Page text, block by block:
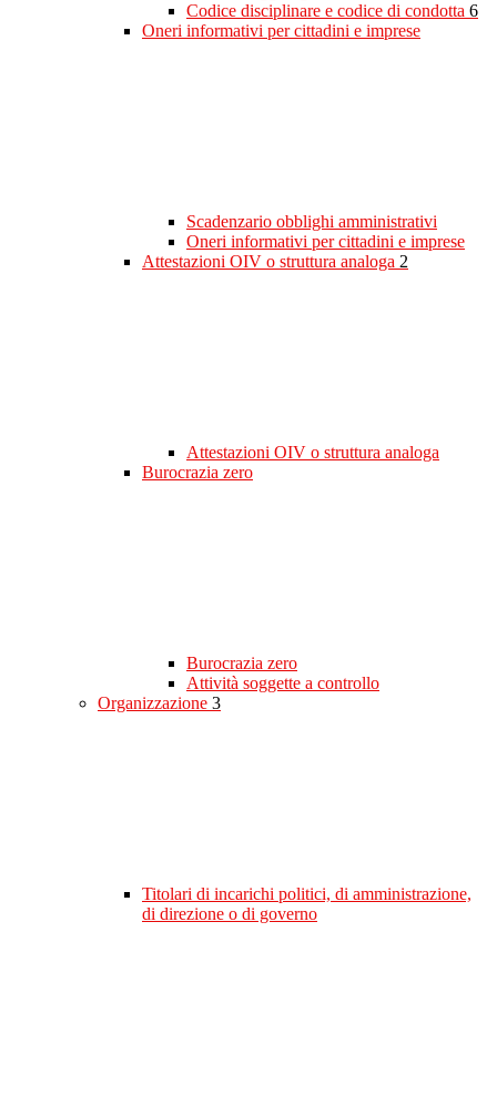
Codice disciplinare e codice di condotta 6
Oneri informativi per cittadini e imprese
Scadenzario obblighi amministrativi
Oneri informativi per cittadini e imprese
Attestazioni OIV o struttura analoga 2
Attestazioni OIV o struttura analoga
Burocrazia zero
Burocrazia zero
Attività soggette a controllo
Organizzazione 3
Titolari di incarichi politici, di amministrazione,
di direzione o di governo